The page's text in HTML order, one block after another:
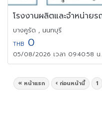
บางคูรัด , นนทบุรี
THB 0
05/08/2026 เวลา 09:40:58 น.
« หน้าแรก ‹ ก่อนหน้านี้ 1